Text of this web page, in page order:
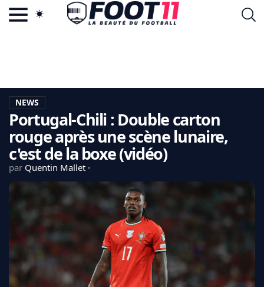
LA CHARTE
VIE PRIVÉE
CGU
CONTACTEZ-NOUS
MERCATO
PSG
REAL MADRID
FC BARCELONE
NEWS
Portugal-Chili : Double carton
rouge après une scène lunaire,
c'est de la boxe (vidéo)
par Quentin Mallet